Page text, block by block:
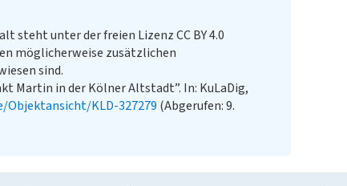
steht unter der freien Lizenz CC BY 4.0
möglicherweise zusätzlichen
sind.
Martin in der Kölner Altstadt”. In: KuLaDig,
KLD-327279 (Abgerufen: 9.